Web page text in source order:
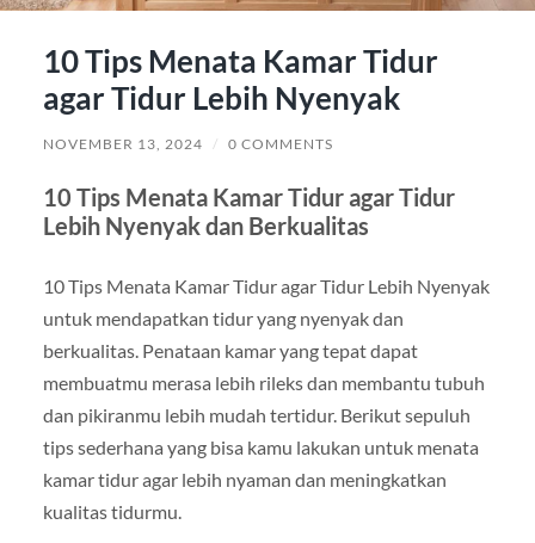
10 Tips Menata Kamar Tidur
agar Tidur Lebih Nyenyak
NOVEMBER 13, 2024 / 0 COMMENTS
10 Tips Menata Kamar Tidur agar Tidur
Lebih Nyenyak dan Berkualitas
10 Tips Menata Kamar Tidur agar Tidur Lebih Nyenyak
untuk mendapatkan tidur yang nyenyak dan
berkualitas. Penataan kamar yang tepat dapat
membuatmu merasa lebih rileks dan membantu tubuh
dan pikiranmu lebih mudah tertidur. Berikut sepuluh
tips sederhana yang bisa kamu lakukan untuk menata
kamar tidur agar lebih nyaman dan meningkatkan
kualitas tidurmu.